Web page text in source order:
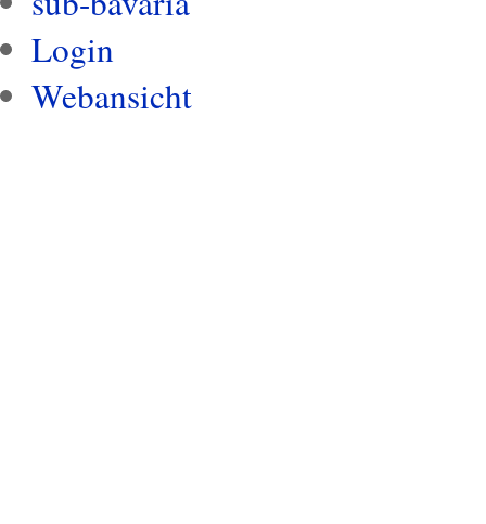
Login
Webansicht